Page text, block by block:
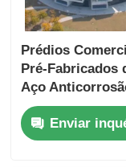
Prédios
Pré-Fabricados
Aço
Estrutura para
de Exposições
Enviar